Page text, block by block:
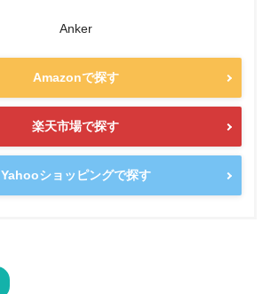
Anker
Amazonで探す
楽天市場で探す
Yahooショッピングで探す